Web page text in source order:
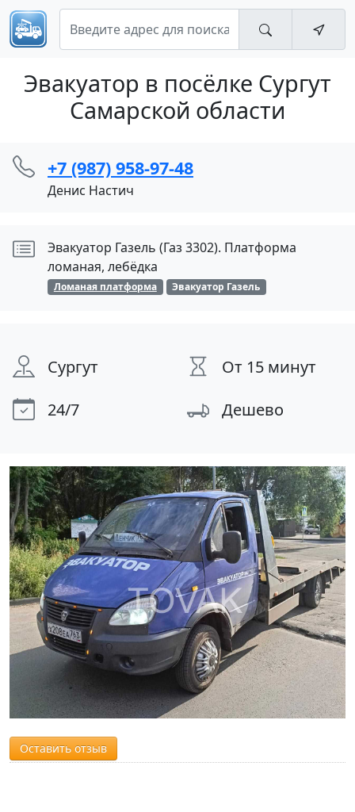
Эвакуатор в посёлке Сургут
Самарской области
+7 (987) 958-97-48
Денис Настич
Эвакуатор Газель (Газ 3302). Платформа
ломаная, лебëдка
Ломаная платформа Эвакуатор Газель
Сургут
От 15 минут
24/7
Дешево
Оставить отзыв